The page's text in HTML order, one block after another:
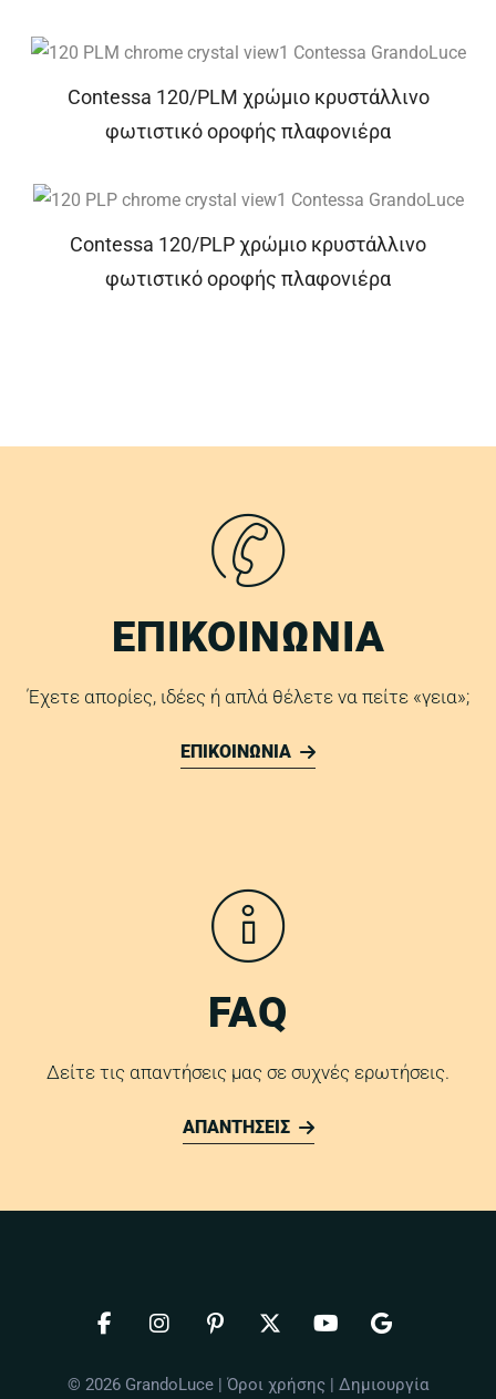
Contessa 120/PLM χρώμιο κρυστάλλινο
φωτιστικό οροφής πλαφονιέρα
Contessa 120/PLP χρώμιο κρυστάλλινο
φωτιστικό οροφής πλαφονιέρα
ΕΠΙΚΟΙΝΩΝΙΑ
Έχετε απορίες, ιδέες ή απλά θέλετε να πείτε «γεια»;
ΕΠΙΚΟΙΝΩΝΙΑ
FAQ
Δείτε τις απαντήσεις μας σε συχνές ερωτήσεις.
ΑΠΑΝΤΗΣΕΙΣ
© 2026 GrandoLuce | Όροι χρήσης | Δημιουργία